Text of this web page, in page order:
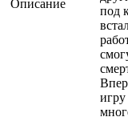
Описание
под
игру